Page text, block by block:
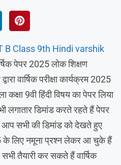
B Class 9th Hindi varshik
पेपर 2025 लोक शिक्षण
वार्षिक परीक्षा कार्यक्रम 2025
9वी हिंदी विषय का पेपर लिया
लगातार डिमांड करते रहते हैं पेपर
सभी की डिमांड को देखते हुए
के लिए नमूना प्रश्न लेकर आ चुके हैं
तैयारी कर सकते हैं वार्षिक